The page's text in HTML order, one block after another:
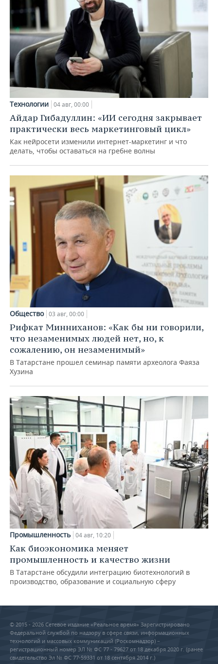
Технологии 04 авг, 00:00
Айдар Гибадуллин: «ИИ сегодня закрывает
практически весь маркетинговый цикл»
Как нейросети изменили интернет-маркетинг и что
делать, чтобы оставаться на гребне волны
Общество 03 авг, 00:00
Рифкат Минниханов: «Как бы ни говорили,
что незаменимых людей нет, но, к
сожалению, он незаменимый»
В Татарстане прошел семинар памяти археолога Фаяза
Хузина
Промышленность 04 авг, 10:20
Как биоэкономика меняет
промышленность и качество жизни
В Татарстане обсудили интеграцию биотехнологий в
производство, образование и социальную сферу
© 2015 - 2026 Сетевое издание «Реальное время» Зарегистрировано
Федеральной службой по надзору в сфере связи, информационных
технологий и массовых коммуникаций (Роскомнадзор) –
регистрационный номер ЭЛ № ФС 77 - 79627 от 18 декабря 2020 г. (ранее
свидетельство Эл № ФС 77-59331 от 18 сентября 2014 г.)